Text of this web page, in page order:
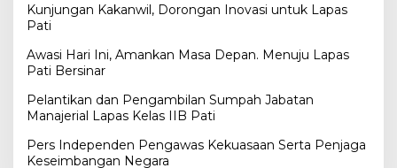
Kunjungan Kakanwil, Dorongan Inovasi untuk Lapas
Pati
Awasi Hari Ini, Amankan Masa Depan. Menuju Lapas
Pati Bersinar
Pelantikan dan Pengambilan Sumpah Jabatan
Manajerial Lapas Kelas IIB Pati
Pers Independen Pengawas Kekuasaan Serta Penjaga
Keseimbangan Negara